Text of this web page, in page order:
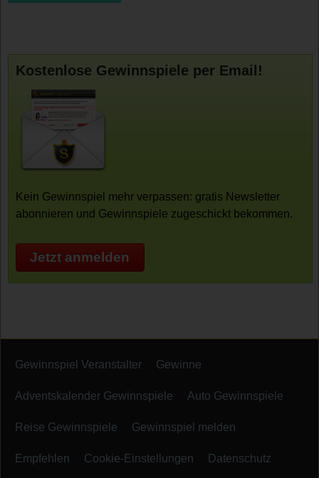
Kostenlose Gewinnspiele per Email!
Kein Gewinnspiel mehr verpassen: gratis Newsletter
abonnieren und Gewinnspiele zugeschickt bekommen.
Jetzt anmelden
Gewinnspiel Veranstalter Gewinne
Adventskalender Gewinnspiele Auto Gewinnspiele
Reise Gewinnspiele Gewinnspiel melden
Empfehlen Cookie-Einstellungen Datenschutz